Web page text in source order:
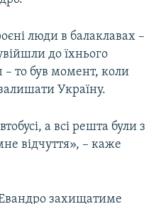
люди в балаклавах –
до їхнього
– то був момент, коли
Україну.
а всі решта були з
відчуття», – каже
захищатиме